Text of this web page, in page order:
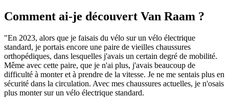
Comment ai-je découvert Van Raam ?
"En 2023, alors que je faisais du vélo sur un vélo électrique
standard, je portais encore une paire de vieilles chaussures
orthopédiques, dans lesquelles j'avais un certain degré de mobilité.
Même avec cette paire, que je n'ai plus, j'avais beaucoup de
difficulté à monter et à prendre de la vitesse. Je ne me sentais plus en
sécurité dans la circulation. Avec mes chaussures actuelles, je n'osais
plus monter sur un vélo électrique standard.